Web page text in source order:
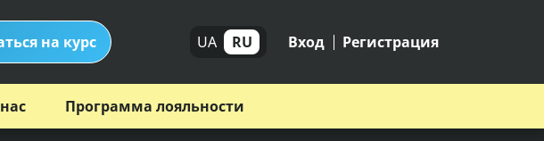
на курс UA RU Вход Регистрация
Программа лояльности